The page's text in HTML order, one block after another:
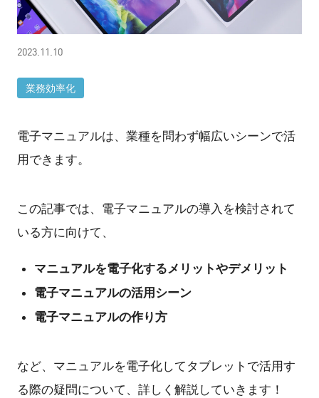
2023.11.10
業務効率化
電子マニュアルは、業種を問わず幅広いシーンで活
用できます。
この記事では、電子マニュアルの導入を検討されて
いる方に向けて、
マニュアルを電子化するメリットやデメリット
電子マニュアルの活用シーン
電子マニュアルの作り方
など、マニュアルを電子化してタブレットで活用す
る際の疑問について、詳しく解説していきます！